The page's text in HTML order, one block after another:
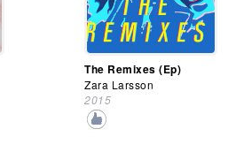
The Remixes (Ep)
Zara Larsson
2015